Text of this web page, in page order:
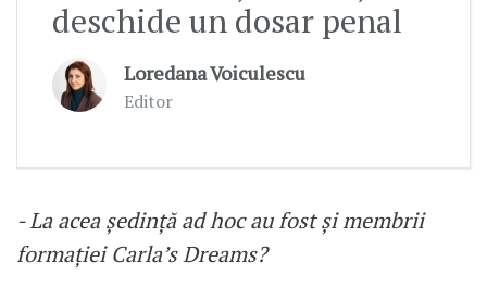
deschide un dosar penal
Loredana Voiculescu
Editor
- La acea ședință ad hoc au fost și membrii
formației Carla’s Dreams?